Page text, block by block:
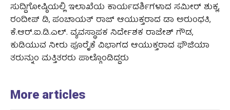
ಸುದ್ದಿಗೋಷ್ಠಿಯಲ್ಲಿ ಇಲಾಖೆಯ ಕಾರ್ಯದರ್ಶಿಗಳಾದ ಸಮೀರ್ ಶುಕ್ಲ,
ರಂದೀಪ್ ಡಿ, ಪಂಚಾಯತ್ ರಾಜ್ ಆಯುಕ್ತರಾದ ಡಾ ಅರುಂಧತಿ,
ಕೆ.ಆರ್.ಐ.ಡಿ.ಎಲ್. ವ್ಯವಸ್ಥಾಪಕ ನಿರ್ದೇಶಕ ರಾಜೇಶ್ ಗೌಡ,
ಕುಡಿಯುವ ನೀರು ಪೂರೈಕೆ ವಿಭಾಗದ ಆಯುಕ್ತರಾದ ಫೌಜಿಯಾ
ತರುನ್ನುಂ ಮತ್ತಿತರರು ಪಾಲ್ಗೊಂಡಿದ್ದರು
More articles